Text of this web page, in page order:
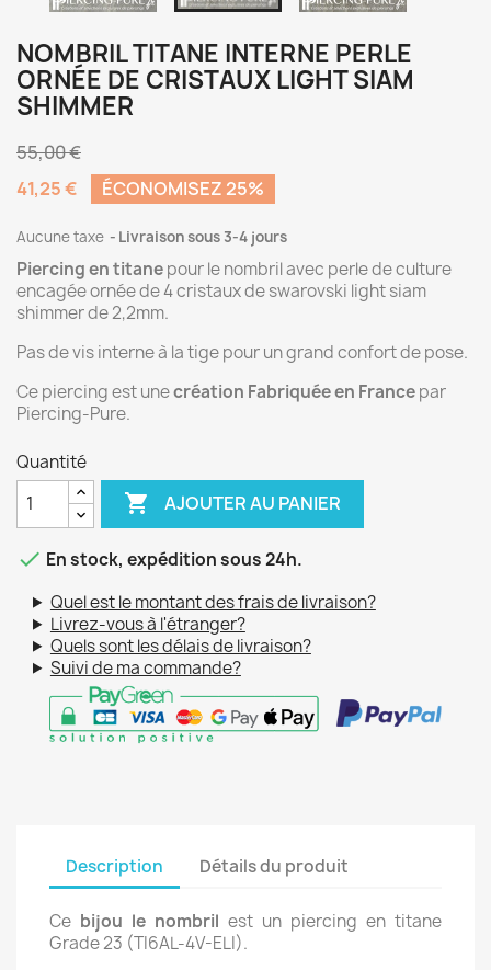
NOMBRIL TITANE INTERNE PERLE
ORNÉE DE CRISTAUX LIGHT SIAM
SHIMMER
55,00 €
41,25 €
ÉCONOMISEZ 25%
Aucune taxe Livraison sous 3-4 jours
Piercing en titanepour le nombril avec perle de culture
encagée ornée de 4 cristaux de swarovski light siam
shimmer de 2,2mm.
Pas de vis interne à la tige pour un grand confort de pose.
Ce piercing est unecréation Fabriquée en Francepar
Piercing-Pure.
Quantité
 AJOUTER AU PANIER
 En stock, expédition sous 24h.
Quel est le montant des frais de livraison?
Livrez-vous à l'étranger?
Quels sont les délais de livraison?
Suivi de ma commande?
Description Détails du produit
Ce bijou le nombril est un piercing en titane
Grade 23 (TI6AL-4V-ELI).